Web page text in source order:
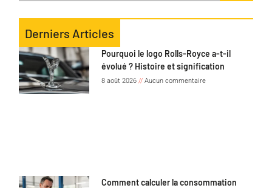
Derniers Articles
Pourquoi le logo Rolls-Royce a-t-il
évolué ? Histoire et signification
8 août 2026 Aucun commentaire
Comment calculer la consommation